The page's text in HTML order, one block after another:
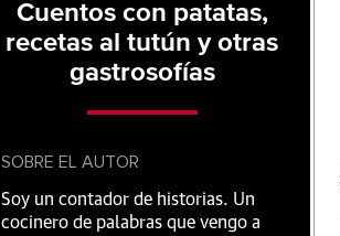
Cuentos con patatas,
recetas al tutún y otras
gastrosofías
SOBRE EL AUTOR
Soy un contador de historias. Un
cocinero de palabras que vengo a